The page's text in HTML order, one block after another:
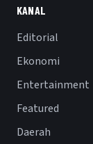
KANAL
Editorial
Ekonomi
Entertainment
Featured
Daerah